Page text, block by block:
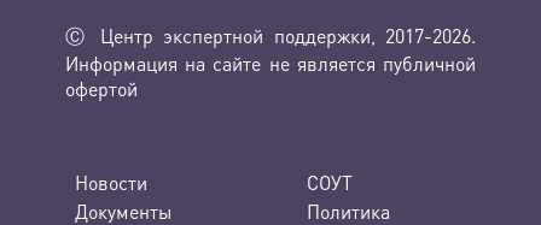
Ⓒ Центр экспертной поддержки, 2017-2026.
Информация на сайте не является публичной
офертой
Новости
Документы
СОУТ
Политика